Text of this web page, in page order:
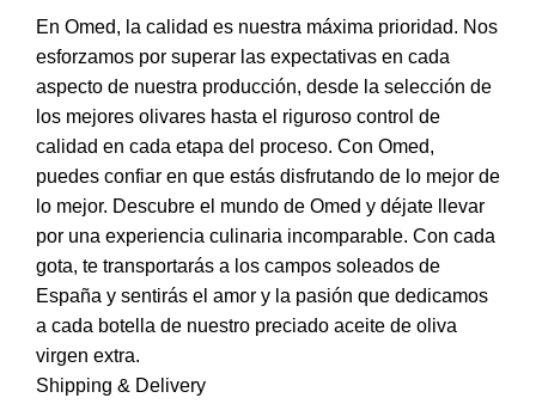
En Omed, la calidad es nuestra máxima prioridad. Nos
esforzamos por superar las expectativas en cada
aspecto de nuestra producción, desde la selección de
los mejores olivares hasta el riguroso control de
calidad en cada etapa del proceso. Con Omed,
puedes confiar en que estás disfrutando de lo mejor de
lo mejor. Descubre el mundo de Omed y déjate llevar
por una experiencia culinaria incomparable. Con cada
gota, te transportarás a los campos soleados de
España y sentirás el amor y la pasión que dedicamos
a cada botella de nuestro preciado aceite de oliva
virgen extra.
Shipping & Delivery